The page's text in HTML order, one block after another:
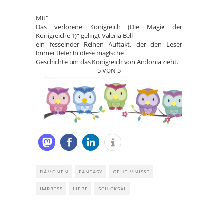
Mit“
Das verlorene Königreich (Die Magie der
Königreiche 1)“ gelingt Valeria Bell
ein fesselnder Reihen Auftakt, der den Leser
immer tiefer in diese magische
Geschichte um das Königreich von Andonia zieht.
5 VON 5
DÄMONEN FANTASY GEHEIMNISSE
IMPRESS LIEBE SCHICKSAL